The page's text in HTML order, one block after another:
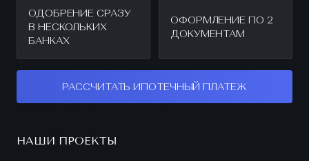
ОДОБРЕНИЕ СРАЗУ
В НЕСКОЛЬКИХ
БАНКАХ
ОФОРМЛЕНИЕ ПО 2
ДОКУМЕНТАМ
РАССЧИТАТЬ ИПОТЕЧНЫЙ ПЛАТЕЖ
НАШИ ПРОЕКТЫ